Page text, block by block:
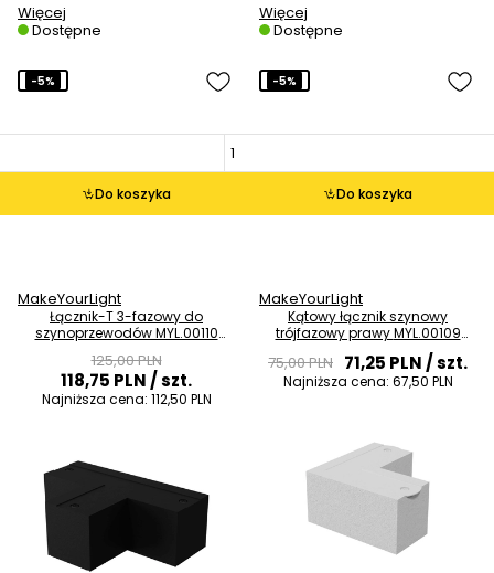
Więcej
Dostępne
Więcej
Dostępne
Do koszyka
-5%
MakeYourLight
Łącznik-T 3-fazowy do
szynoprzewodów MYL.00110
125,00 PLN
118,75 PLN/ szt.
Najniższa cena: 112,50 PLN
Do koszyka
-5%
MakeYourLight
Kątowy łącznik szynowy
trójfazowy prawy MYL.00109
75,00 PLN 71,25 PLN/ szt.
Najniższa cena: 67,50 PLN